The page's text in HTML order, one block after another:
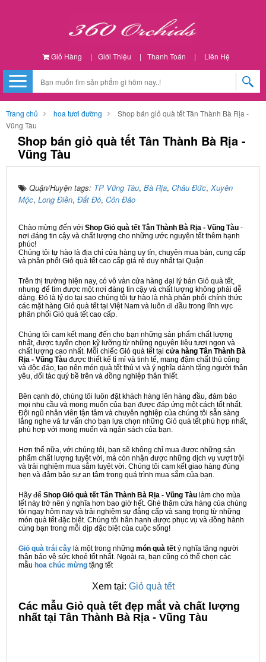
Giỏ Hàng | Giới Thiệu | Thanh Toán | Liên Hệ
Trang chủ hoa tươi đường
Shop bán giỏ quà tết Tân Thành Bà Rịa -
Vũng Tàu
Shop bán giỏ quà tết Tân Thành Bà Rịa -
Vũng Tàu
Quận/Huyện tags: TP Vũng Tàu, Bà Rịa, Châu Đức, Xuyên
Mộc, Long Điền, Đất Đỏ, Côn Đảo
Chào mừng đến với Shop Giỏ quà tết Tân Thành Bà Rịa - Vũng Tàu -
nơi đáng tin cậy và chất lượng cho những ước nguyện tết thêm hạnh
phúc!
Chúng tôi tự hào là địa chỉ cửa hàng uy tín, chuyên mua bán, cung cấp
và phân phối Giỏ quà tết cao cấp giá rẻ duy nhất tại Quận
Trên thị trường hiện nay, có vô vàn cửa hàng đại lý bán Giỏ quà tết,
nhưng để tìm được một nơi đáng tin cậy và chất lượng không phải dễ
dàng. Đó là lý do tại sao chúng tôi tự hào là nhà phân phối chính thức
các mặt hàng Giỏ quà tết tại Việt Nam và luôn đi đầu trong lĩnh vực
phân phối Giỏ quà tết cao cấp.
Chúng tôi cam kết mang đến cho bạn những sản phẩm chất lượng
nhất, được tuyển chọn kỹ lưỡng từ những nguyên liệu tươi ngon và
chất lượng cao nhất. Mỗi chiếc Giỏ quà tết tại cửa hàng Tân Thành Bà
Rịa - Vũng Tàu được thiết kế tỉ mỉ và tinh tế, mang đậm chất thủ công
và độc đáo, tạo nên món quà tết thú vị và ý nghĩa dành tặng người thân
yêu, đối tác quý bề trên và đồng nghiệp thân thiết.
Bên cạnh đó, chúng tôi luôn đặt khách hàng lên hàng đầu, đảm bảo
mọi nhu cầu và mong muốn của bạn được đáp ứng một cách tốt nhất.
Đội ngũ nhân viên tận tâm và chuyên nghiệp của chúng tôi sẵn sàng
lắng nghe và tư vấn cho bạn lựa chọn những Giỏ quà tết phù hợp nhất,
phù hợp với mong muốn và ngân sách của bạn.
Hơn thế nữa, với chúng tôi, bạn sẽ không chỉ mua được những sản
phẩm chất lượng tuyệt vời, mà còn nhận được những dịch vụ vượt trội
và trải nghiệm mua sắm tuyệt vời. Chúng tôi cam kết giao hàng đúng
hẹn và đảm bảo sự an tâm trong quá trình mua sắm của bạn.
Hãy để Shop Giỏ quà tết Tân Thành Bà Rịa - Vũng Tàu làm cho mùa
tết này trở nên ý nghĩa hơn bao giờ hết. Ghé thăm cửa hàng của chúng
tôi ngay hôm nay và trải nghiệm sự đẳng cấp và sang trọng từ những
món quà tết đặc biệt. Chúng tôi hân hạnh được phục vụ và đồng hành
cùng bạn trong mỗi dịp đặc biệt của cuộc sống!
Giỏ quà trái cây là một trong những món quà tết ý nghĩa tặng người
thân bảo vệ sức khoẻ tốt nhất. Ngoài ra, bạn cũng có thể chọn các
mẫu hoa chúc mừng tặng tết
Xem tại: Giỏ quà tết
Các mẫu Giỏ quà tết đẹp mắt và chất lượng
nhất tại Tân Thành Bà Rịa - Vũng Tàu